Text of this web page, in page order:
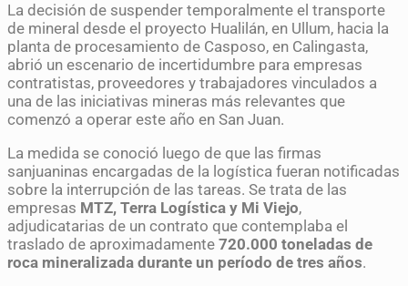
La decisión de suspender temporalmente el transporte
de mineral desde el proyecto Hualilán, en Ullum, hacia la
planta de procesamiento de Casposo, en Calingasta,
abrió un escenario de incertidumbre para empresas
contratistas, proveedores y trabajadores vinculados a
una de las iniciativas mineras más relevantes que
comenzó a operar este año en San Juan.
La medida se conoció luego de que las firmas
sanjuaninas encargadas de la logística fueran notificadas
sobre la interrupción de las tareas. Se trata de las
empresas MTZ, Terra Logística y Mi Viejo,
adjudicatarias de un contrato que contemplaba el
traslado de aproximadamente 720.000 toneladas de
roca mineralizada durante un período de tres años.